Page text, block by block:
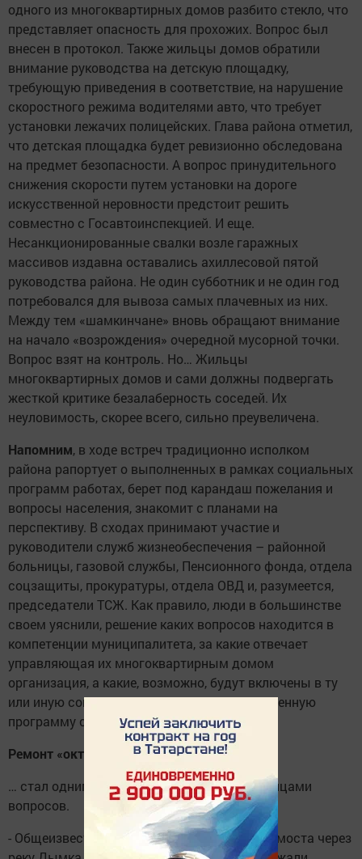
одного из многоквартирных домов разбито стекло, что
представляет опасность для прохожих. Вопрос был
внесен в протокол. Также жильцы домов обратили
внимание руководства на детскую площадку,
требующую приведения в соответствие, на нарушение
скоростного режима водителями авто, что требует
установки лежачих полицейских. Глава района отметил,
что детская площадка будет ревизионно обследована
на предмет безопасности. А вопрос принудительного
снижения скорости путем установки на дороге
искусственной неровности предстоит решить
совместно с Госавтоинспекцией. И еще.
Несанкционированные свалки возле гаражных
массивов издавна оставались ахиллесовой пятой
руководства района. Не один субботник и не один год
потребовался для вывоза самых плачевных из них.
Между тем «шамкинчане» вновь обращают внимание
на начало «возрождения» очередной мусорной точки.
Вопрос взят на контроль. Но… Жильцы
многоквартирных домов и сами должны подвергать
жесткой критике безалаберность соседей. Их
неуловимость, скорее всего, сильно преувеличена.
Напомним, в ходе встреч традиционно исполком
района рапортует о выполненных в рамках социальных
программ работах, берет под карандаш пожелания и
вопросы населения, знакомит с планами на
перспективу. В сходах принимают участие и
руководители служб жизнеобеспечения – районной
больницы, газовой службы, Пенсионного фонда, отдела
соцзащиты, прокуратуры, отдела ОВД и, разумеется,
председатели ТСЖ. Как правило, люди в большинстве
своем уяснили, решение каких вопросов находится в
компетенции муниципалитета, за какие отвечает
управляющая их многоквартирным домом
организация, а какие, возможно, будут включены в ту
или иную социальную, финансово подкрепленную
программу следующего года.
Ремонт «октябрьского» моста…
… стал одним из часто задаваемых уруссинцами
вопросов.
- Общеизвестно, во время открытия нового моста через